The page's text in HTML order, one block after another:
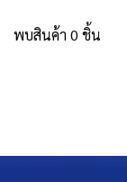
พบสินค้า 0 ชิ้น